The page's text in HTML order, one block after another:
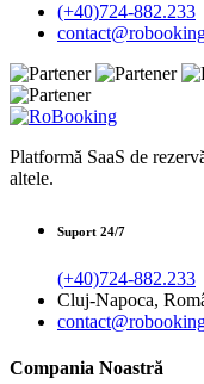
(+40)724-882.233
Platformă SaaS de
altele.
Suport 24/7
(+40)724-882.233
Cluj-Napoca,
Compania Noastră